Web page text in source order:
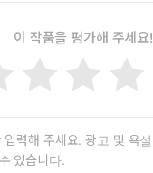
이 작품을 평가해 주세요!